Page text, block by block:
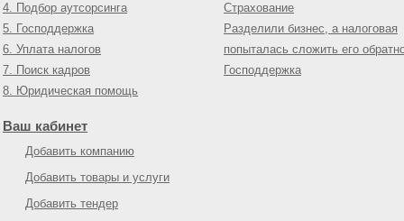
4. Подбор аутсорсинга
5. Господдержка
6. Уплата налогов
7. Поиск кадров
8. Юридическая помощь
Страхование
Разделили бизнес, а налоговая
попыталась сложить его
Господдержка
Ваш кабинет
Добавить компанию
Добавить товары и услуги
Добавить тендер